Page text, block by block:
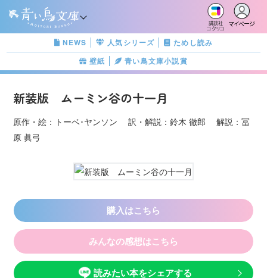
講談社
コクリコ
マイページ
NEWS 人気シリーズ
ためし読み
壁紙
青い鳥文庫小説賞
新装版 ムーミン谷の十一月
原作・絵：トーベ･ヤンソン 訳・解説：鈴木 徹郎 解説：冨
原 眞弓
購入はこちら
みんなの感想はこちら
読みたい本をシェアする